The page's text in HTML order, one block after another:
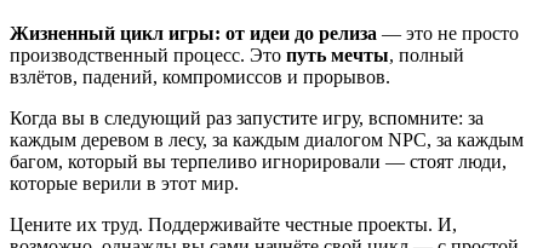
Жизненный цикл игры: от идеи до релиза — это не просто
производственный процесс. Это путь мечты, полный
взлётов, падений, компромиссов и прорывов.
Когда вы в следующий раз запустите игру, вспомните: за
каждым деревом в лесу, за каждым диалогом NPC, за каждым
багом, который вы терпеливо игнорировали — стоят люди,
которые верили в этот мир.
Цените их труд. Поддерживайте честные проекты. И,